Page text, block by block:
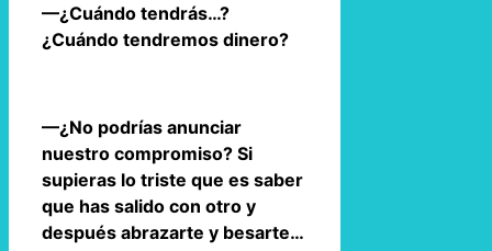
—¿Cuándo tendrás…?
¿Cuándo tendremos dinero?
—¿No podrías anunciar
nuestro compromiso? Si
supieras lo triste que es saber
que has salido con otro y
después abrazarte y besarte…